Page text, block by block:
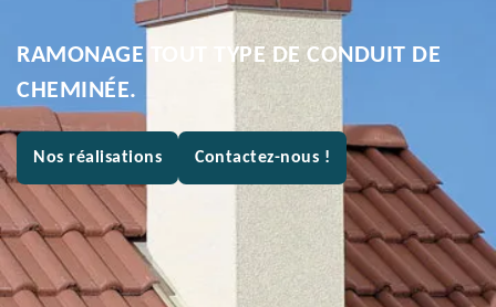
RAMONAGE TOUT TYPE DE CONDUIT DE
CHEMINÉE.
Nos réalisations Contactez-nous !